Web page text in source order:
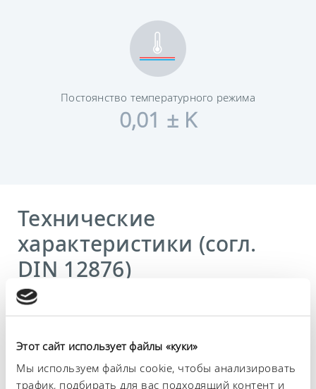
Этот сайт использует файлы «куки»
Мы используем файлы cookie, чтобы анализировать
трафик, подбирать для вас подходящий контент и
Постоянство температурного режима
0,01 ± K
Технические
характеристики (согл.
DIN 12876)
Рабочий диапазон температур
-90 ... 200 °C